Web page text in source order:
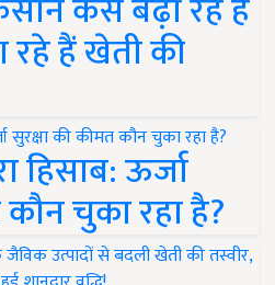
रहे हैं खेती की
हिसाब: ऊर्जा
चुका रहा है?